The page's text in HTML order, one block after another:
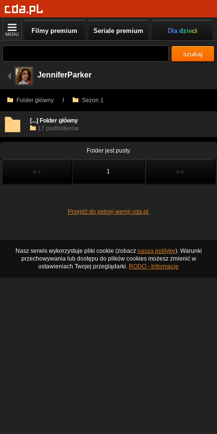
MENU Filmy premium Seriale premium Dla dzieci
szukaj
JenniferParker
Folder główny / Sezon 1
[...] Folder główny
17 podfolderów
Folder jest pusty.
↤ 1 ↦
Przejdź do pełnej wersji cda.pl
Nasz serwis wykorzystuje pliki cookie (zobacz naszą politykę). Warunki
przechowywania lub dostępu do plików cookies możesz zmienić w
ustawieniach Twojej przeglądarki. RODO - Informacje